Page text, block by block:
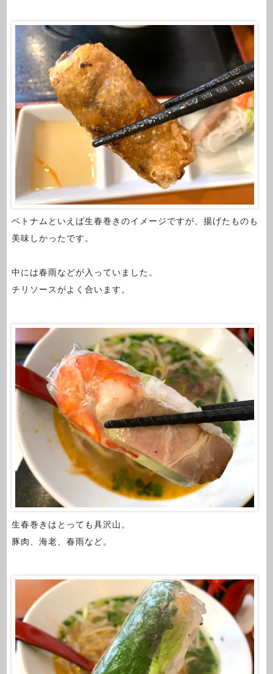
ベトナムといえば生春巻きのイメージですが、揚げたものも
美味しかったです。
中には春雨などが入っていました。
チリソースがよく合います。
生春巻きはとっても具沢山。
豚肉、海老、春雨など。